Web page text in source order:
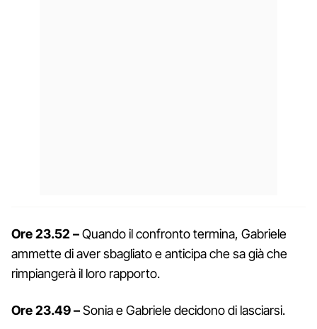
Ore 23.52 –Quando il confronto termina, Gabriele
ammette di aver sbagliato e anticipa che sa già che
rimpiangerà il loro rapporto.
Ore 23.49 –Sonia e Gabriele decidono di lasciarsi.